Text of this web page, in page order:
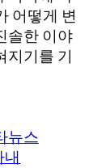
어떻게 변
솔한 이야
지기를 기
뉴스
내